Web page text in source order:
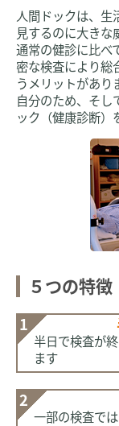
人間ドックは、生
見するのに大きな
通常の健診に比べ
密な検査により総
うメリットがあり
自分のため、そし
ック（健康診断）
５つの特徴
1
半日で検査が
ます
2
一部の検査で